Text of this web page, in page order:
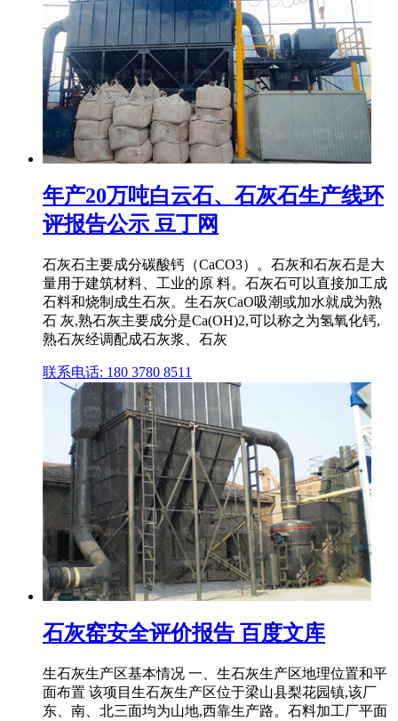
年产20万吨白云石、石灰石生产线环
评报告公示 豆丁网
石灰石主要成分碳酸钙（CaCO3）。石灰和石灰石是大
量用于建筑材料、工业的原 料。石灰石可以直接加工成
石料和烧制成生石灰。生石灰CaO吸潮或加水就成为熟
石 灰,熟石灰主要成分是Ca(OH)2,可以称之为氢氧化钙,
熟石灰经调配成石灰浆、石灰
联系电话: 180 3780 8511
石灰窑安全评价报告 百度文库
生石灰生产区基本情况 一、生石灰生产区地理位置和平
面布置 该项目生石灰生产区位于梁山县梨花园镇,该厂
东、南、北三面均为山地,西靠生产路。石料加工厂平面